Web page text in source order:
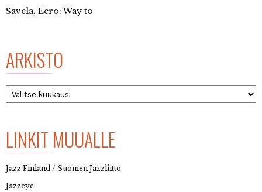
Savela, Eero: Way to
ARKISTO
Arkisto
LINKIT MUUALLE
Jazz Finland / Suomen Jazzliitto
Jazzeye